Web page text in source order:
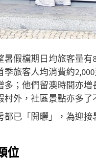
假檔期日均旅客量
旅客人均消費約
；他們留澳時間亦
外，社區景點亦多了
已「開曬」，為迎
位